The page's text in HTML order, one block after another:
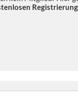
Registrierung